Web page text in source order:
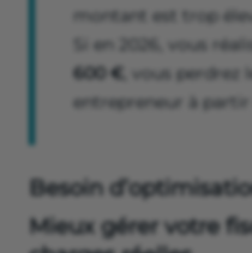
montant est trop
Si en 2026, vous
600 €
, vous
entrepreneur à
Besoin
Mieux gérer votre